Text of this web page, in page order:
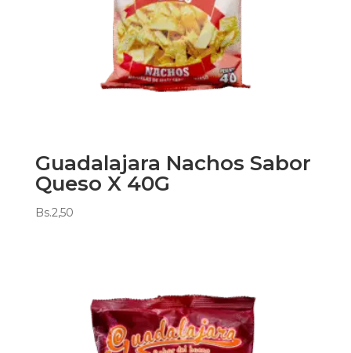
Guadalajara Nachos Sabor
Queso X 40G
Bs.2,50